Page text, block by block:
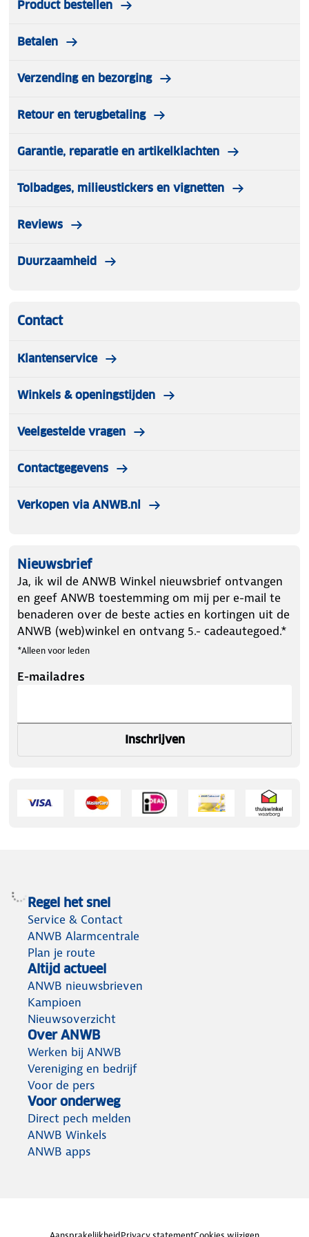
Inclusief bestekbak:
Afmetingen:
Product bestellen
Betalen
Verzending en bezorging
Retour en terugbetaling
Garantie, reparatie en artikelklachten
Tolbadges, milieustickers en vignetten
Reviews
Duurzaamheid
Contact
Klantenservice
Winkels & openingstijden
Veelgestelde vragen
Contactgegevens
Verkopen via ANWB.nl
Nieuwsbrief
Ja, ik wil de ANWB Winkel nieuwsbrief ontvangen
en geef ANWB toestemming om mij per e-mail te
benaderen over de beste acties en kortingen uit de
ANWB (web)winkel en ontvang 5.- cadeautegoed.*
*Alleen voor leden
E-mailadres
Inschrijven
Regel het snel
Service & Contact
ANWB Alarmcentrale
Plan je route
Altijd actueel
ANWB nieuwsbrieven
Kampioen
Nieuwsoverzicht
Over ANWB
Werken bij ANWB
Vereniging en bedrijf
Voor de pers
Voor onderweg
Direct pech melden
ANWB Winkels
ANWB apps